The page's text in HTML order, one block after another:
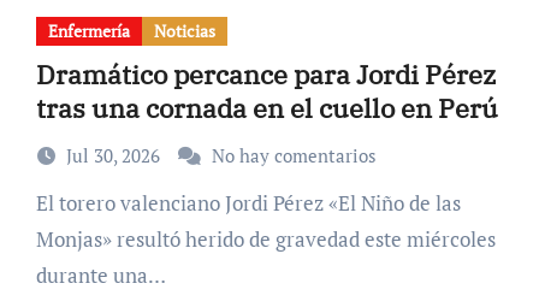
Enfermería Noticias
Dramático percance para Jordi Pérez
tras una cornada en el cuello en Perú
Jul 30, 2026 No hay comentarios
El torero valenciano Jordi Pérez «El Niño de las
Monjas» resultó herido de gravedad este miércoles
durante una…